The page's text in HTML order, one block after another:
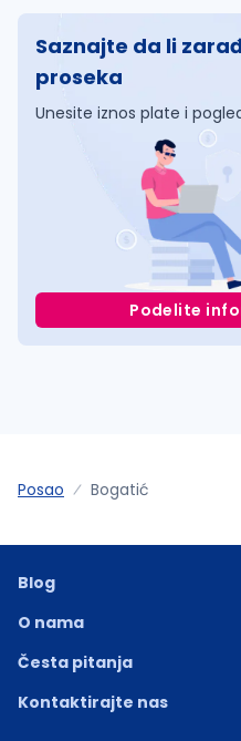
Saznajte da li
proseka
Unesite iznos plate i
Podelite
Posao Bogatić
Blog
O nama
Česta pitanja
Kontaktirajte nas